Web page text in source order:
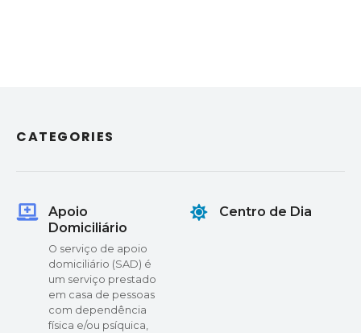
CATEGORIES
Apoio
Domiciliário
O serviço de apoio
domiciliário (SAD) é
um serviço prestado
em casa de pessoas
com dependência
física e/ou psíquica,
Centro de Dia